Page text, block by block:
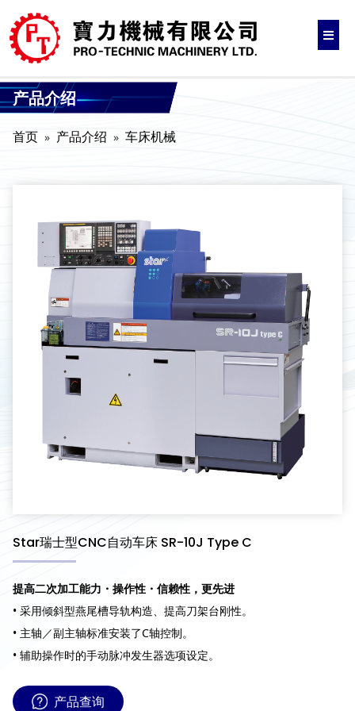
产品介绍
首页 产品介绍 车床机械
Star瑞士型CNC自动车床 SR-10J Type C
提高二次加工能力・操作性・信赖性，更先进
• 采用倾斜型燕尾槽导轨构造、提高刀架台刚性。
• 主轴／副主轴标准安装了C轴控制。
• 辅助操作时的手动脉冲发生器选项设定。
产品查询